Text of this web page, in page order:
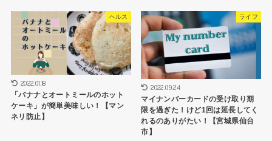
ヘルス
2022.01.18
「バナナとオートミールのホット
ケーキ」が簡単美味しい！【マン
ネリ防止】
ライフ
2022.09.24
マイナンバーカードの受け取り期
限を過ぎた！けど1回は延長してく
れるのありがたい！【宮城県仙台
市】